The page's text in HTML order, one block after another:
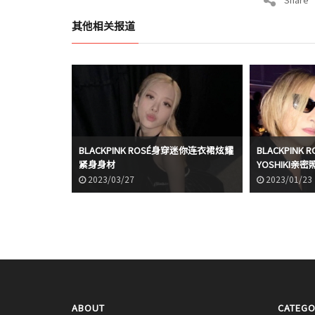
其他相关报道
BLACKPINK ROSÉ身穿迷你连衣裙炫耀
紧身身材
2023/03/27
BLACKPINK
YOSHIKI亲
2023/01/23
ABOUT